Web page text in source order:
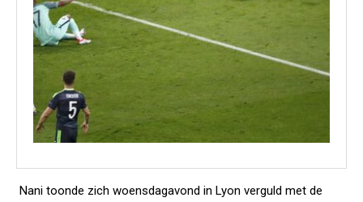
Nani toonde zich woensdagavond in Lyon verguld met de